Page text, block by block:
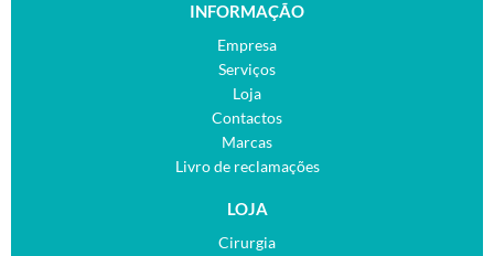
INFORMAÇÃO
Empresa
Serviços
Loja
Contactos
Marcas
Livro de reclamações
LOJA
Cirurgia